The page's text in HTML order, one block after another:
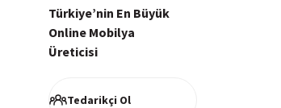
%100 müşteri memnuniyeti odaklı ve güvenilir
Türkiye’nin En Büyük
Online Mobilya
Üreticisi
Tedarikçi Ol